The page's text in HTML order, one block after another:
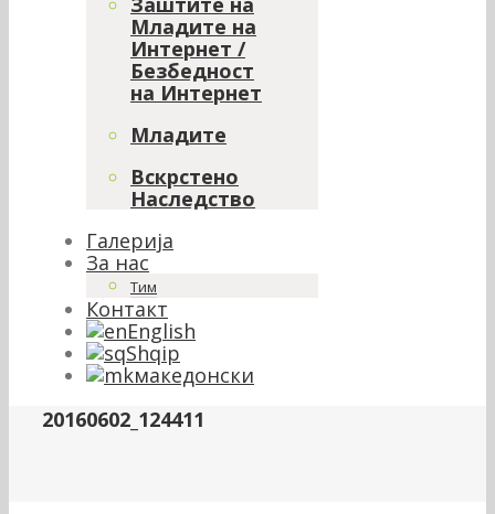
Младите на
Интернет /
Безбедност
на Интернет
Младите
Вскрстено
Наследство
Галерија
За нас
Тим
Контакт
English
Shqip
македонски
20160602_124411